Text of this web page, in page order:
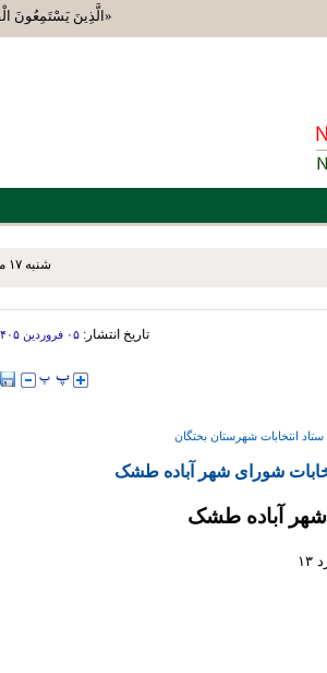
«الَّذِينَ يَسْتَمِعُونَ
شنبه ۱۷ مرداد ۱۴۰۵ است
تاریخ انتشار: ۰۵ فروردين ۱۴۰۵ - ۰۱:۵۴
شورای شهر آباده طشک
شهر آباده طشک